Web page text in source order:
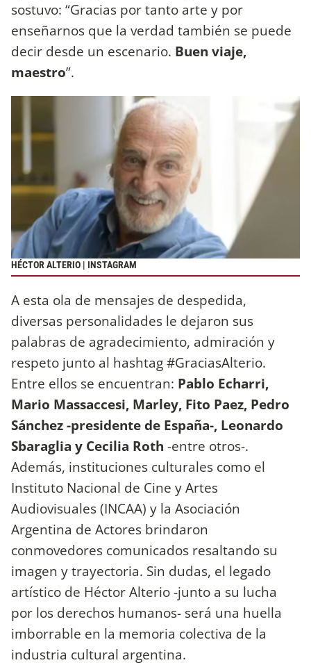
sostuvo: “Gracias por tanto arte y por
enseñarnos que la verdad también se puede
decir desde un escenario. Buen viaje,
maestro”.
HÉCTOR ALTERIO | INSTAGRAM
A esta ola de mensajes de despedida,
diversas personalidades le dejaron sus
palabras de agradecimiento, admiración y
respeto junto al hashtag #GraciasAlterio.
Entre ellos se encuentran: Pablo Echarri,
Mario Massaccesi, Marley, Fito Paez, Pedro
Sánchez -presidente de España-, Leonardo
Sbaraglia y Cecilia Roth -entre otros-.
Además, instituciones culturales como el
Instituto Nacional de Cine y Artes
Audiovisuales (INCAA) y la Asociación
Argentina de Actores brindaron
conmovedores comunicados resaltando su
imagen y trayectoria. Sin dudas, el legado
artístico de Héctor Alterio -junto a su lucha
por los derechos humanos- será una huella
imborrable en la memoria colectiva de la
industria cultural argentina.